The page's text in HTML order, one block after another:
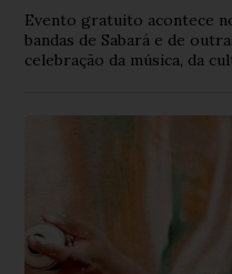
Evento gratuito acontece
bandas de Sabará e de
celebração da música, da